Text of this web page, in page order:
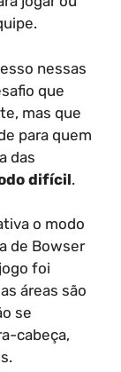
nessas
que
mas que
para quem
das
difícil.
o modo
de Bowser
foi
áreas são
se
cabeça,